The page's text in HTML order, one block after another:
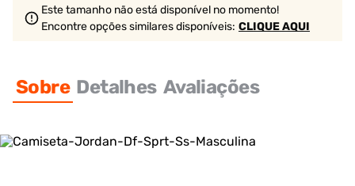
Este tamanho não está disponível no momento!
Encontre opções similaresdisponíveis: CLIQUE AQUI
Sobre Detalhes Avaliações